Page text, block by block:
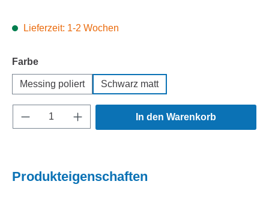
Lieferzeit: 1-2 Wochen
Farbeauswählen
Messing poliert Schwarz matt
Produkt Anzahl: Gib den gewünschten
In den Warenkorb
Produkteigenschaften